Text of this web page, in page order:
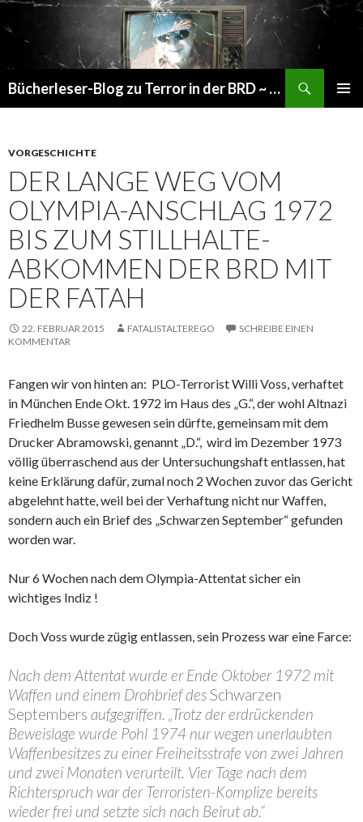
Bücherleser-Blog zu Terror in der BRD ~ die gemachte Realität
VORGESCHICHTE
DER LANGE WEG VOM
OLYMPIA-ANSCHLAG 1972
BIS ZUM STILLHALTE-
ABKOMMEN DER BRD MIT
DER FATAH
22. FEBRUAR 2015 FATALISTALTEREGO
SCHREIBE EINEN
KOMMENTAR
Fangen wir von hinten an: PLO-Terrorist Willi Voss, verhaftet
in München Ende Okt. 1972 im Haus des „G.“, der wohl Altnazi
Friedhelm Busse gewesen sein dürfte, gemeinsam mit dem
Drucker Abramowski, genannt „D.“, wird im Dezember 1973
völlig überraschend aus der Untersuchungshaft entlassen, hat
keine Erklärung dafür, zumal noch 2 Wochen zuvor das Gericht
abgelehnt hatte, weil bei der Verhaftung nicht nur Waffen,
sondern auch ein Brief des „Schwarzen September“ gefunden
worden war.
Nur 6 Wochen nach dem Olympia-Attentat sicher ein
wichtiges Indiz !
Doch Voss wurde zügig entlassen, sein Prozess war eine Farce:
Nach dem Attentat wurde er Ende Oktober 1972 mit
Waffen und einem Drohbrief desSchwarzen
Septembers aufgegriffen. „Trotz der erdrückenden
Beweislage wurde Pohl 1974 nur wegen unerlaubten
Waffenbesitzes zu einer Freiheitsstrafe von zwei Jahren
und zwei Monaten verurteilt. Vier Tage nach dem
Richterspruch war der Terroristen-Komplize bereits
wieder frei und setzte sich nach Beirut ab.“